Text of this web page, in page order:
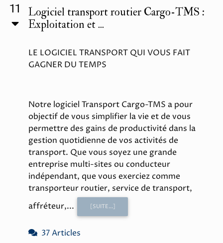
11
Logiciel transport routier Cargo-TMS :
Exploitation et ...
LE LOGICIEL TRANSPORT QUI VOUS FAIT
GAGNER DU TEMPS
Notre logiciel Transport Cargo-TMS a pour
objectif de vous simplifier la vie et de vous
permettre des gains de productivité dans la
gestion quotidienne de vos activités de
transport. Que vous soyez une grande
entreprise multi-sites ou conducteur
indépendant, que vous exerciez comme
transporteur routier, service de transport,
affréteur,...
[SUITE...]
37 Articles